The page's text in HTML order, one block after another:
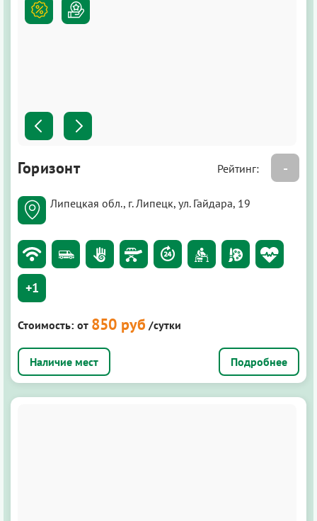
Горизонт Рейтинг: -
Липецкая обл., г. Липецк, ул. Гайдара, 19
+1
Стоимость: от 850 руб /сутки
Подробнее